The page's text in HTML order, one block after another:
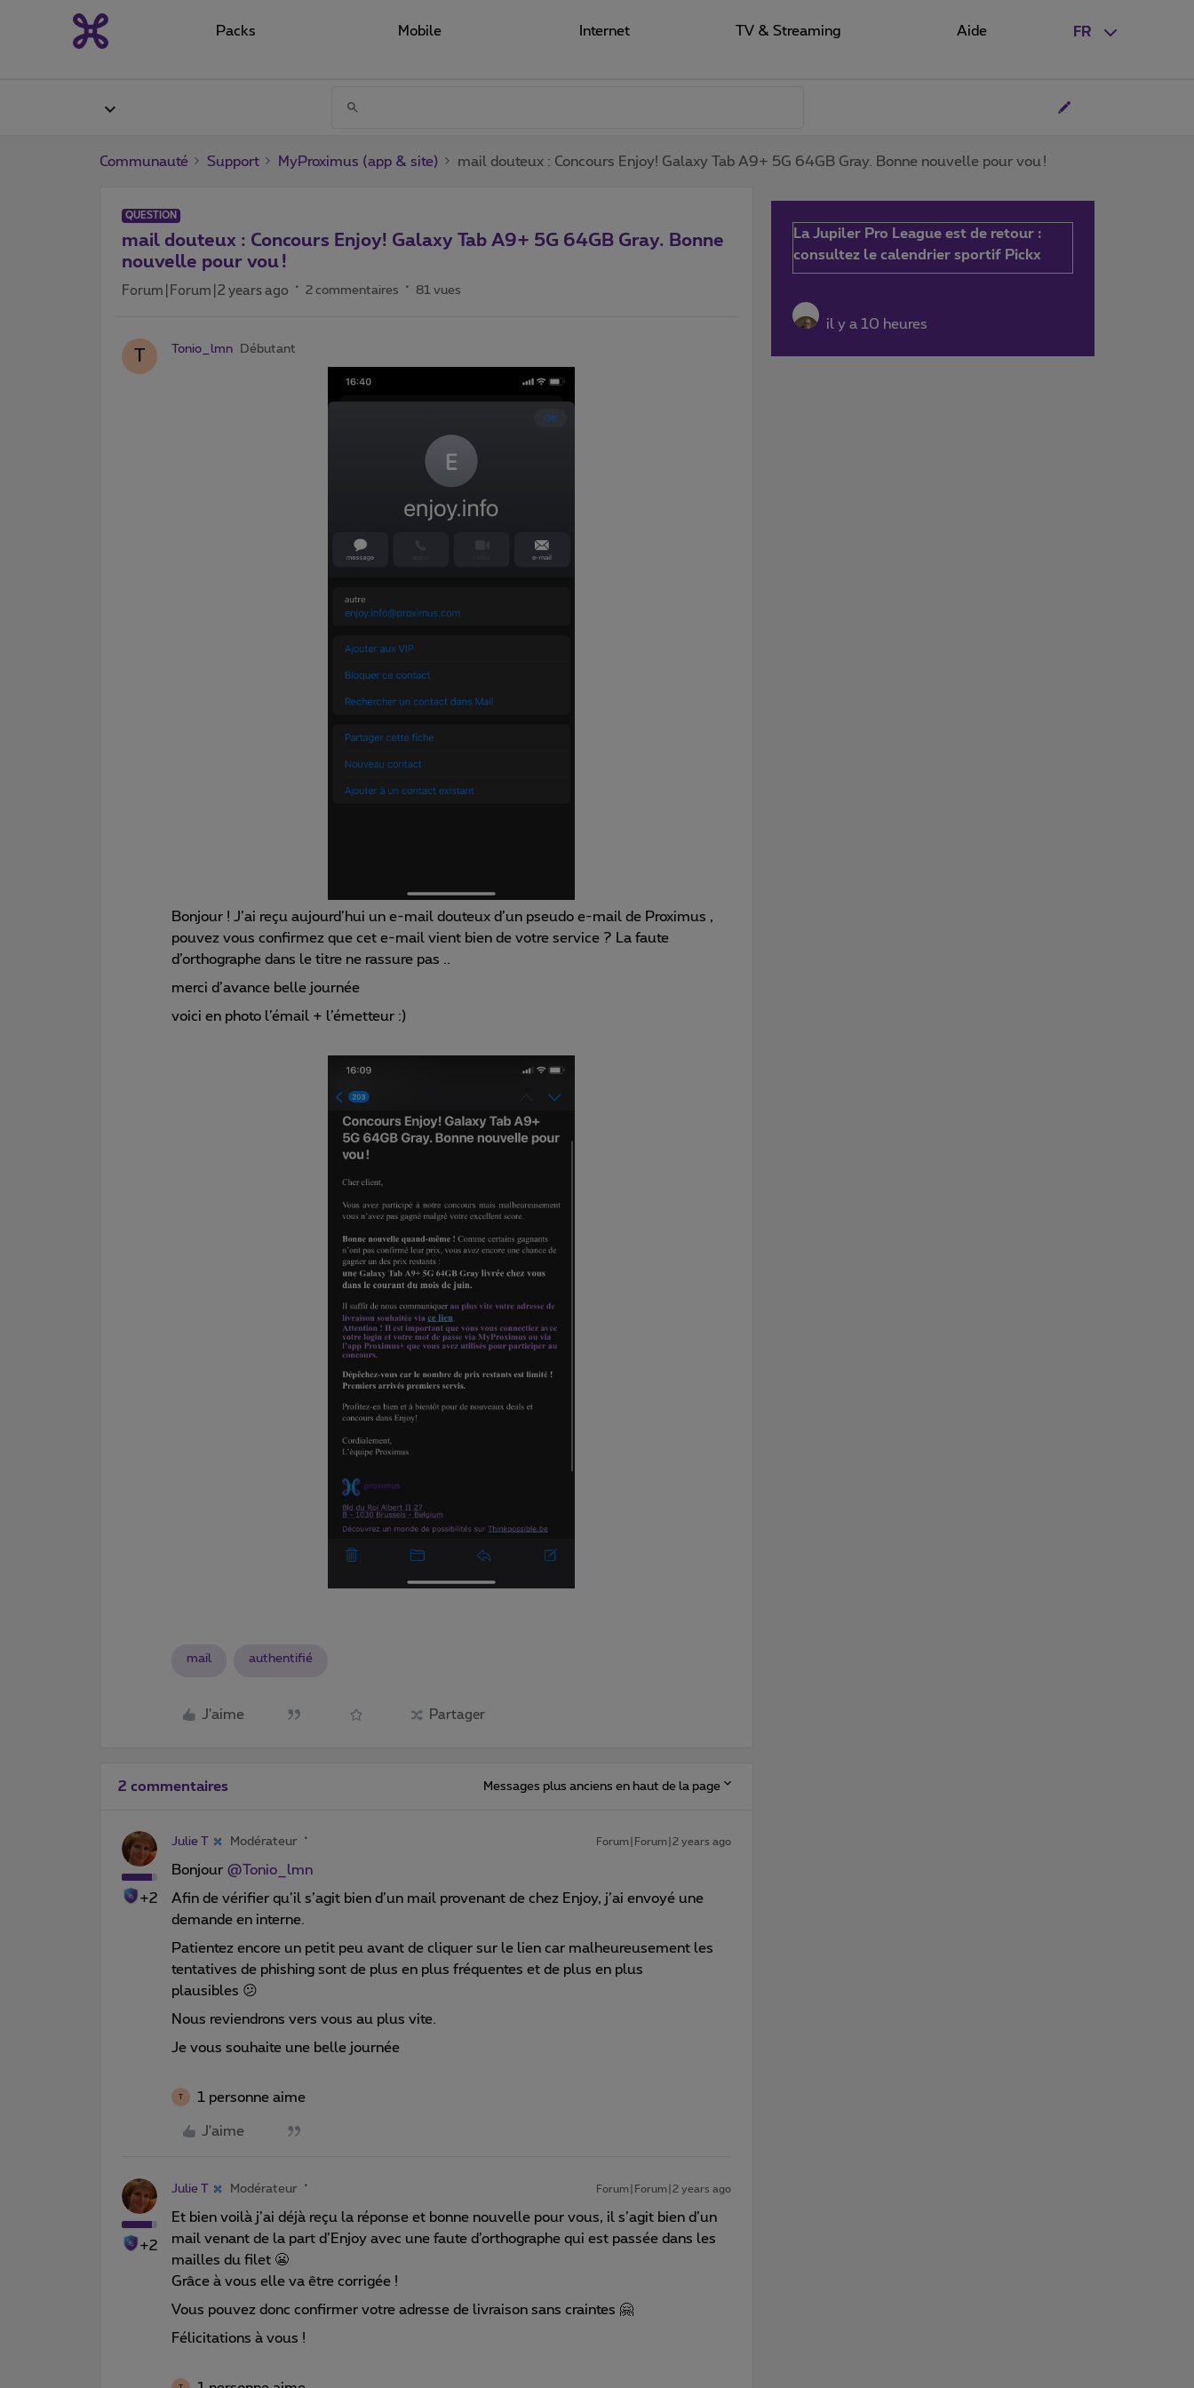
FR
Packs Mobile Internet TV & Streaming Aide
Communauté Support MyProximus (app & site) mail douteux : Concours Enjoy! Galaxy Tab A9+ 5G 64GB Gray. Bonne nouvelle pour vou !
QUESTION
mail douteux : Concours Enjoy! Galaxy Tab A9+ 5G 64GB Gray. Bonne
nouvelle pour vou !
Forum|Forum|2 years ago 2 commentaires 81 vues
T Tonio_lmn Débutant
Bonjour ! J’ai reçu aujourd’hui un e-mail douteux d’un pseudo e-mail de Proximus ,
pouvez vous confirmez que cet e-mail vient bien de votre service ? La faute
d’orthographe dans le titre ne rassure pas ..
merci d’avance belle journée
voici en photo l’émail + l’émetteur :)
mail authentifié
J'aime Partager
2 commentaires Messages plus anciens en haut de la page
+2
Julie T Modérateur Forum|Forum|2 years ago
Bonjour @Tonio_lmn
Afin de vérifier qu’il s’agit bien d’un mail provenant de chez Enjoy, j’ai envoyé une
demande en interne.
Patientez encore un petit peu avant de cliquer sur le lien car malheureusement les
tentatives de phishing sont de plus en plus fréquentes et de plus en plus
plausibles 😕
Nous reviendrons vers vous au plus vite.
Je vous souhaite une belle journée
T 1 personne aime
J'aime
+2
Julie T Modérateur Forum|Forum|2 years ago
Et bien voilà j’ai déjà reçu la réponse et bonne nouvelle pour vous, il s’agit bien d’un
mail venant de la part d’Enjoy avec une faute d’orthographe qui est passée dans les
mailles du filet 😬
Grâce à vous elle va être corrigée !
Vous pouvez donc confirmer votre adresse de livraison sans craintes 🤗
Félicitations à vous !
La Jupiler Pro League est de retour :
consultez le calendrier sportif Pickx
il y a 10 heures